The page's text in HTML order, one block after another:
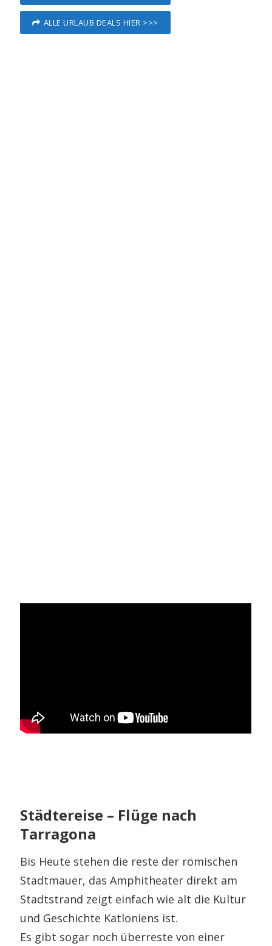
ALLE URLAUB DEALS HIER >>>
Städtereise – Flüge nach
Tarragona
Bis Heute stehen die reste der römischen
Stadtmauer, das Amphitheater direkt am
Stadtstrand zeigt einfach wie alt die Kultur
und Geschichte Katloniens ist.
Es gibt sogar noch überreste von einer